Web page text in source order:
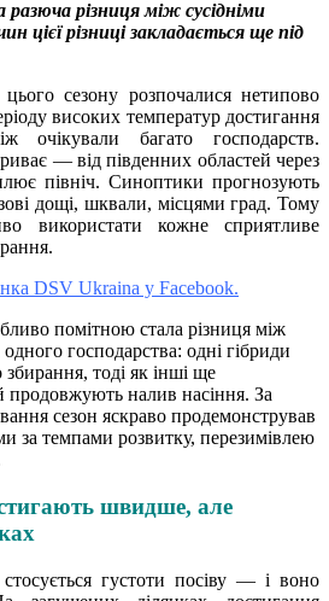
різниця між сусідніми
цієї різниці закладається ще під
сезону розпочалися нетипово
високих температур достигання
очікували багато господарств.
— від південних областей через
північ. Синоптики прогнозують
дощі, шквали, місцями град. Тому
використати кожне сприятливе
DSV Ukraina у Facebook.
помітною стала різниця між
господарства: одні гібриди
тоді як інші ще
продовжують налив насіння. За
сезон яскраво продемонстрував
за темпами розвитку, перезимівлею
швидше, але
густоти посіву — і воно